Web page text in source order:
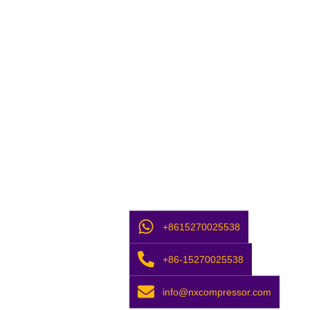
+8615270025538
+86-15270025538
info@nxcompressor.com